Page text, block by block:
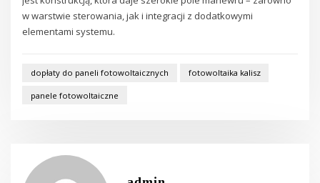
w warstwie sterowania, jak i integracji z dodatkowymi
elementami systemu.
dopłaty do paneli fotowoltaicznych fotowoltaika kalisz
panele fotowoltaiczne